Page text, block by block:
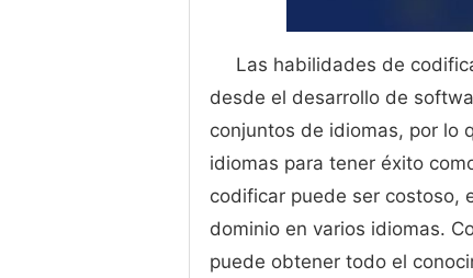
Las habilidades de
desde el desarrollo de
conjuntos de idiomas, por lo
idiomas para tener éxito
codificar puede ser costoso,
dominio en varios idiomas.
puede obtener todo el